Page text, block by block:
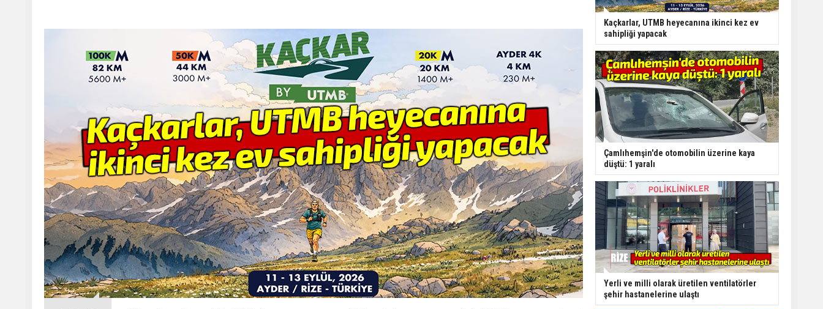
Kaçkarlar, UTMB heyecanına ikinci kez ev
sahipliği yapacak
Çamlıhemşin'de otomobilin üzerine kaya
düştü: 1 yaralı
Yerli ve milli olarak üretilen ventilatörler
şehir hastanelerine ulaştı